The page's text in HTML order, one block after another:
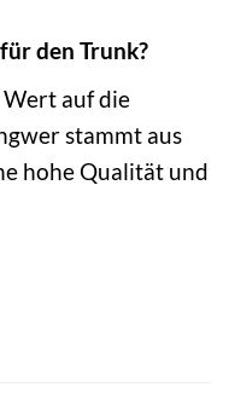
den Trunk?
auf die
stammt aus
hohe Qualität und